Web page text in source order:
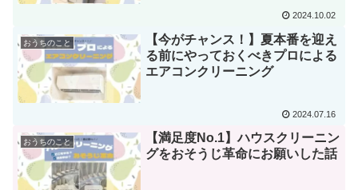
2024.10.02
おうちのこと
【今がチャンス！】夏本番を迎え
る前にやっておくべきプロによる
エアコンクリーニング
2024.07.16
おうちのこと
【満足度No.1】ハウスクリーニン
グをおそうじ革命にお願いした話